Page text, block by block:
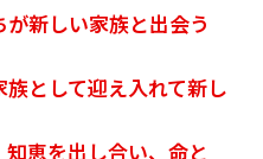
新しい家族と出会う
として迎え入れて新し
恵を出し合い、命と